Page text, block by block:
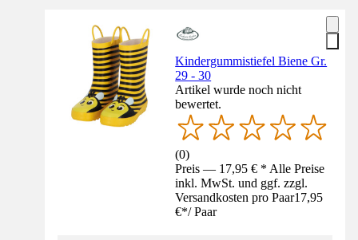
Kindergummistiefel Biene Gr.
29 - 30
Artikel wurde noch nicht
bewertet.
(0)
Preis — 17,95 € * Alle Preise
inkl. MwSt. und ggf. zzgl.
Versandkosten pro Paar17,95
€*/ Paar